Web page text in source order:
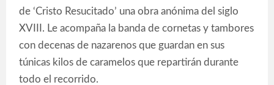
de ‘Cristo Resucitado’ una obra anónima del siglo
XVIII. Le acompaña la banda de cornetas y tambores
con decenas de nazarenos que guardan en sus
túnicas kilos de caramelos que repartirán durante
todo el recorrido.